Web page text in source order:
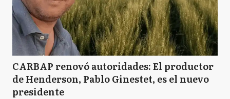
CARBAP renovó autoridades: El productor
de Henderson, Pablo Ginestet, es el nuevo
presidente